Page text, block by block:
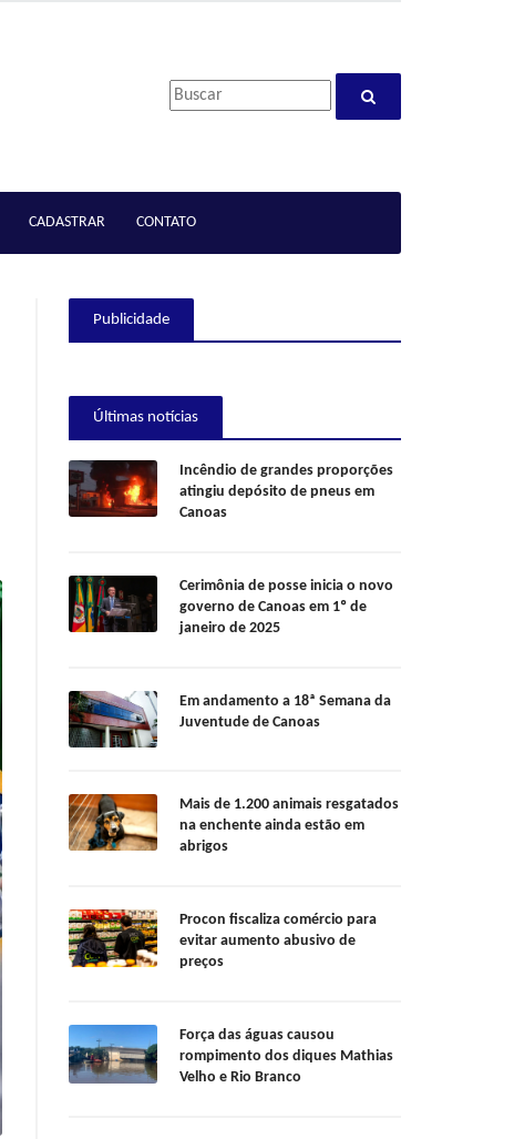
CADASTRAR CONTATO
Publicidade
Últimas notícias
Incêndio de grandes proporções
atingiu depósito de pneus em
Canoas
Cerimônia de posse inicia o novo
governo de Canoas em 1º de
janeiro de 2025
Em andamento a 18ª Semana da
Juventude de Canoas
Mais de 1.200 animais resgatados
na enchente ainda estão em
abrigos
Procon fiscaliza comércio para
evitar aumento abusivo de
preços
Força das águas causou
rompimento dos diques Mathias
Velho e Rio Branco